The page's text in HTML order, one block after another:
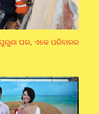
ପୁରୁଣା ଘର, ଏକେ ପରିବାରର